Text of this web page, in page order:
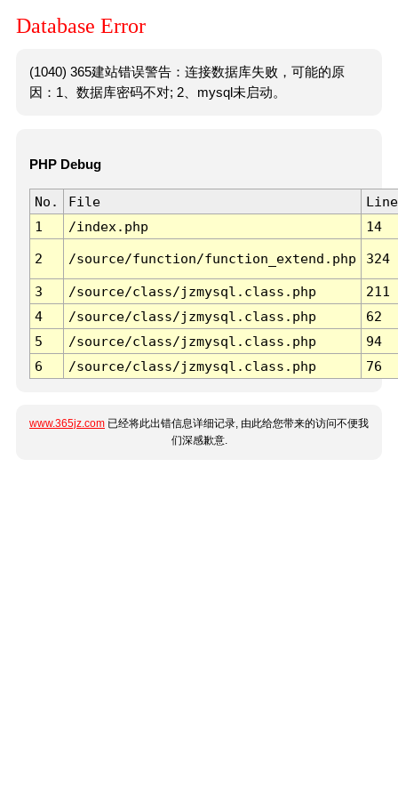
Database Error
(1040) 365建站错误警告：连接数据库失败，可能的原
因：1、数据库密码不对; 2、mysql未启动。
PHP Debug
No. File
Line
1
/index.php 14
2 /source/function/function_extend.php 324
3 /source/class/jzmysql.class.php
211
4
/source/class/jzmysql.class.php
62
5
/source/class/jzmysql.class.php
94
6
/source/class/jzmysql.class.php 76
www.365jz.com 已经将此出错信息详细记录, 由此给您带来的访问不便我
们深感歉意.